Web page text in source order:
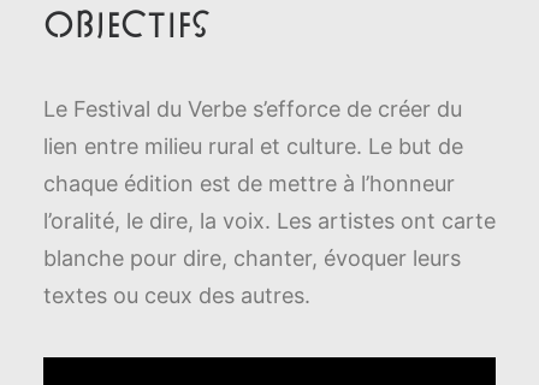
Objectifs
Le Festival du Verbe s’efforce de créer du
lien entre milieu rural et culture. Le but de
chaque édition est de mettre à l’honneur
l’oralité, le dire, la voix. Les artistes ont carte
blanche pour dire, chanter, évoquer leurs
textes ou ceux des autres.